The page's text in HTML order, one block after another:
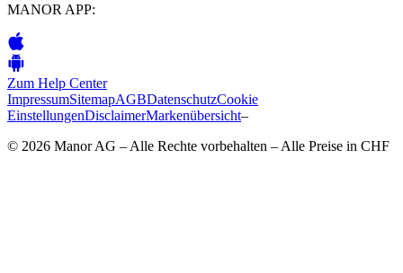
MANOR APP:
Zum Help Center
ImpressumSitemapAGBDatenschutzCookie
EinstellungenDisclaimerMarkenübersicht–
© 2026 Manor AG – Alle Rechte vorbehalten – Alle Preise in CHF